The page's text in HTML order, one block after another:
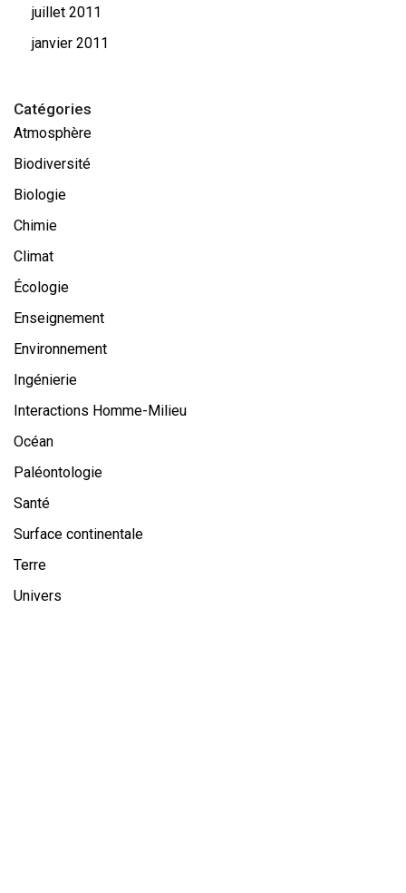
juillet 2011
janvier 2011
Catégories
Atmosphère
Biodiversité
Biologie
Chimie
Climat
Écologie
Enseignement
Environnement
Ingénierie
Interactions Homme-Milieu
Océan
Paléontologie
Santé
Surface continentale
Terre
Univers